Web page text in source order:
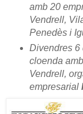
amb 20
Vendrell,
Penedès i
Divendres 6
cloenda
Vendrell,
empresarial